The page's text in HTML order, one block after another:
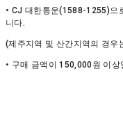
• CJ 대한통운(1588-1255)으
니다.
(제주지역 및 산간지역의 경우
• 구매 금액이 150,000원 이상